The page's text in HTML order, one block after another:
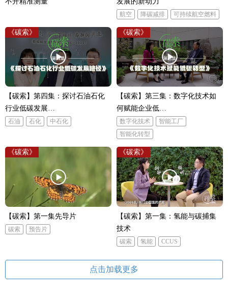
航空 降碳减排 可持续航空燃料
《碳索》
【碳索】第四集：探讨石油石化
行业低碳发展…
石油 石化 中石化
《碳索》
【碳索】第三集：数字化技术如
何赋能企业低…
数字化技术
智能工厂
智能化转型
《碳索》
【碳索】第一集先导片
碳索 预告片
《碳索》
【碳索】第一集：氢能与碳捕集
技术
碳索 氢能 CCUS
点击加载更多